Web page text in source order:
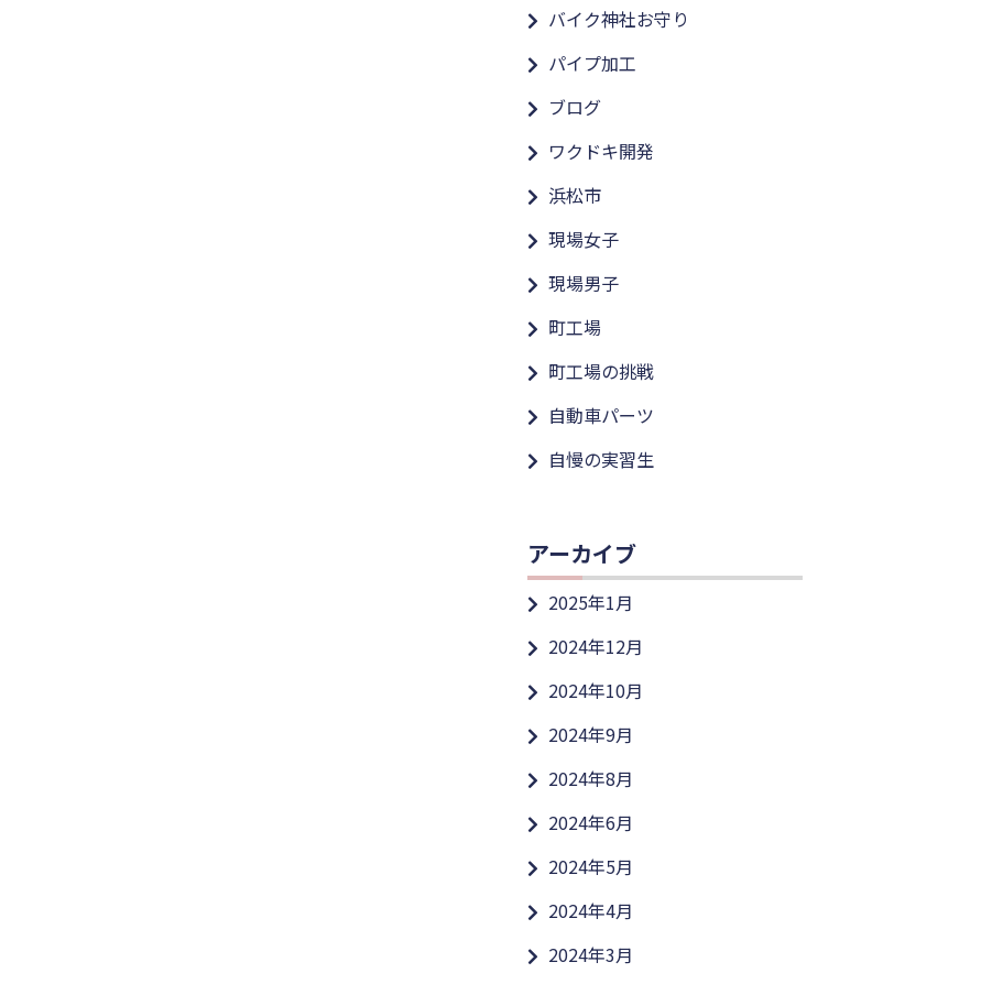
バイク神社お守り
パイプ加工
ブログ
ワクドキ開発
浜松市
現場女子
現場男子
町工場
町工場の挑戦
自動車パーツ
自慢の実習生
アーカイブ
2025年1月
2024年12月
2024年10月
2024年9月
2024年8月
2024年6月
2024年5月
2024年4月
2024年3月